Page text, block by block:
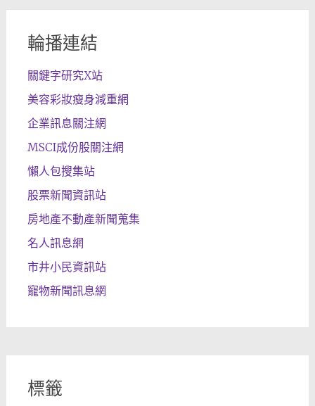
輪播連結
關鍵字研究X站
美容彩妝瘦身減重網
企業訊息關注網
MSCI成份股關注網
懶人包搜集站
股票新聞資訊站
房地產不動產新聞蒐集
名人訊息網
市井小民資訊站
寵物新聞訊息網
標籤